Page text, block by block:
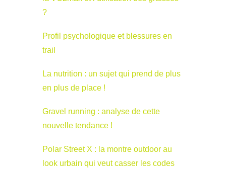
?
Profil psychologique et blessures en
trail
La nutrition : un sujet qui prend de plus
en plus de place !
Gravel running : analyse de cette
nouvelle tendance !
Polar Street X : la montre outdoor au
look urbain qui veut casser les codes